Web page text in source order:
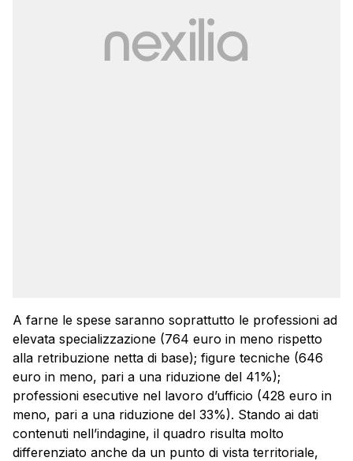
A farne le spese saranno soprattutto le professioni ad
elevata specializzazione (764 euro in meno rispetto
alla retribuzione netta di base); figure tecniche (646
euro in meno, pari a una riduzione del 41%);
professioni esecutive nel lavoro d’ufficio (428 euro in
meno, pari a una riduzione del 33%). Stando ai dati
contenuti nell’indagine, il quadro risulta molto
differenziato anche da un punto di vista territoriale,